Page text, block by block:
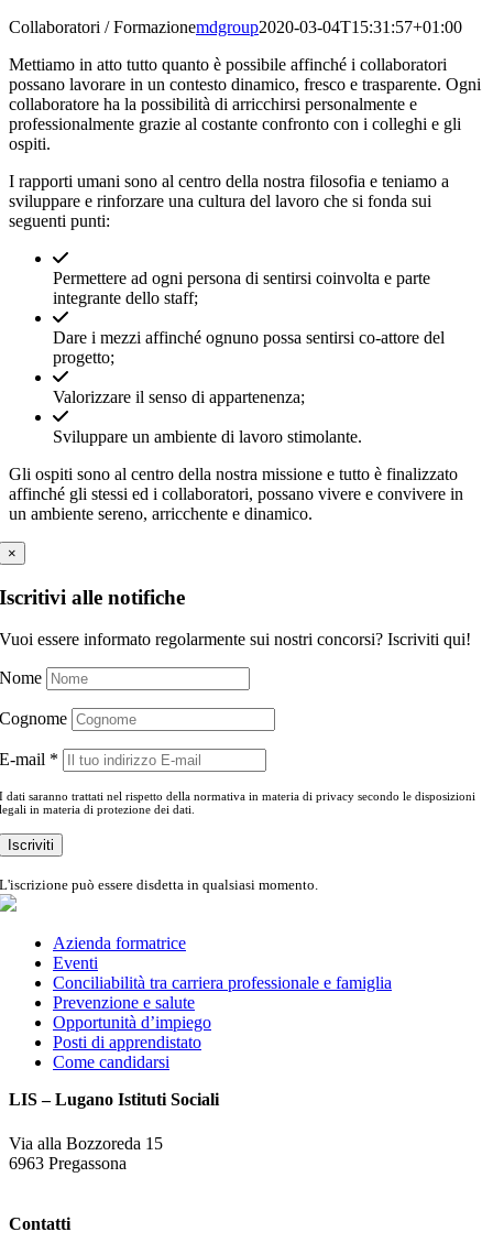
Collaboratori / Formazionemdgroup2020-03-04T15:31:57+01:00
Mettiamo in atto tutto quanto è possibile affinché i collaboratori
possano lavorare in un contesto dinamico, fresco e trasparente. Ogni
collaboratore ha la possibilità di arricchirsi personalmente e
professionalmente grazie al costante confronto con i colleghi e gli
ospiti.
I rapporti umani sono al centro della nostra filosofia e teniamo a
sviluppare e rinforzare una cultura del lavoro che si fonda sui
seguenti punti:
Permettere ad ogni persona di sentirsi coinvolta e parte
integrante dello staff;
Dare i mezzi affinché ognuno possa sentirsi co-attore del
progetto;
Valorizzare il senso di appartenenza;
Sviluppare un ambiente di lavoro stimolante.
Gli ospiti sono al centro della nostra missione e tutto è finalizzato
affinché gli stessi ed i collaboratori, possano vivere e convivere in
un ambiente sereno, arricchente e dinamico.
×
Iscritivi alle notifiche
Vuoi essere informato regolarmente sui nostri concorsi? Iscriviti qui!
Nome
Cognome
E-mail *
I dati saranno trattati nel rispetto della normativa in materia di privacy secondo le disposizioni
legali in materia di protezione dei dati.
L'iscrizione può essere disdetta in qualsiasi momento.
Azienda formatrice
Eventi
Conciliabilità tra carriera professionale e famiglia
Prevenzione e salute
Opportunità d’impiego
Posti di apprendistato
Come candidarsi
LIS – Lugano Istituti Sociali
Via alla Bozzoreda 15
6963 Pregassona
Contatti